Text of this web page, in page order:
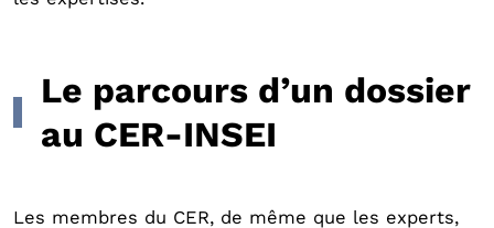
Le parcours d’un dossier
au CER-INSEI
Les membres du CER, de même que les experts,